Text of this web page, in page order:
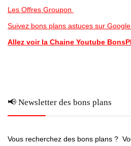
Les Offres Groupon
Suivez bons plans astuces sur
Allez voir la Chaine Youtube
📢 Newsletter des bons plans
Vous recherchez des bons plans ?